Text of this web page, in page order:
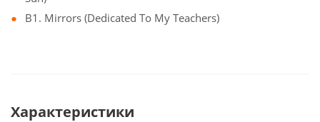
B1. Mirrors (Dedicated To My Teachers)
Характеристики